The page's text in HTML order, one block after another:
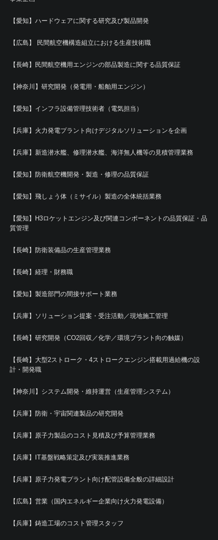
【愛知】ハードウェアに関する研究及び製品開発
【広島】 民間航空機構造組立における生産技術職
【長崎】民間航空機用エンジンの部品製造に関する品質保証
【神奈川】研究開発（発電用・船舶用エンジン）
【愛知】インフラ設備管理技術者（電気担当）
【兵庫】火力発電プラント向けデジタルソリューションを企画
【兵庫】新造潜水艦、修理潜水艦、海洋無人機等の見積管理業務
【愛知】防衛航空機開発・製造・修理の品質保証
【愛知】飛しょう体（ミサイル）製造の全体統括業務
【愛知】H3ロケットエンジン及び関連コンポーネントの品質保証・品
質管理
【長崎】防衛装備品の生産管理業務
【長崎】経理・財務職
【愛知】製造部門の間接サポート業務
【兵庫】ソリューション提案・受注活動／現地施工管理
【長崎】研究開発（CO2回収／化学／環境プラント向の触媒）
【長崎】大型2ストローク・4ストロークエンジン搭載用過給機の設
計・開発職
【神奈川】システム開発・維持運営（生産管理システム）
【兵庫】防衛・宇宙関連製品の研究開発
【兵庫】原子力製品のコスト見積及び予算管理業務
【兵庫】IT基盤戦略策定及び実装推進業務
【兵庫】原子力発電プラント向け配管設備全般の詳細設計
【広島】営業（国内エネルギー企業向け火力発電設備）
【兵庫】鋳造工場のコスト管理スタッフ